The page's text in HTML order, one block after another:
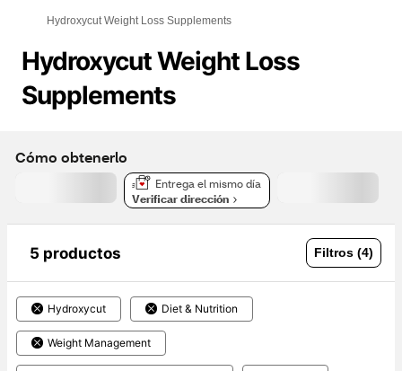
Hydroxycut Weight Loss Supplements
Hydroxycut Weight Loss
Supplements
Cómo obtenerlo
Entrega el mismo día
Verificar dirección
5 productos Filtros (4)
Hydroxycut Diet & Nutrition
Weight Management